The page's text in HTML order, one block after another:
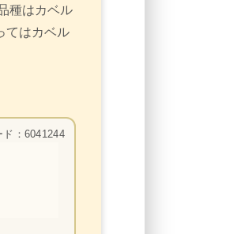
種はカベル
てはカベル
ド：6041244